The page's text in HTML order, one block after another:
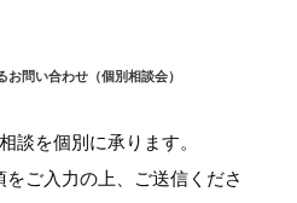
問い合わせ（個別相談会）
談を個別に承ります。
ご入力の上、ご送信くださ